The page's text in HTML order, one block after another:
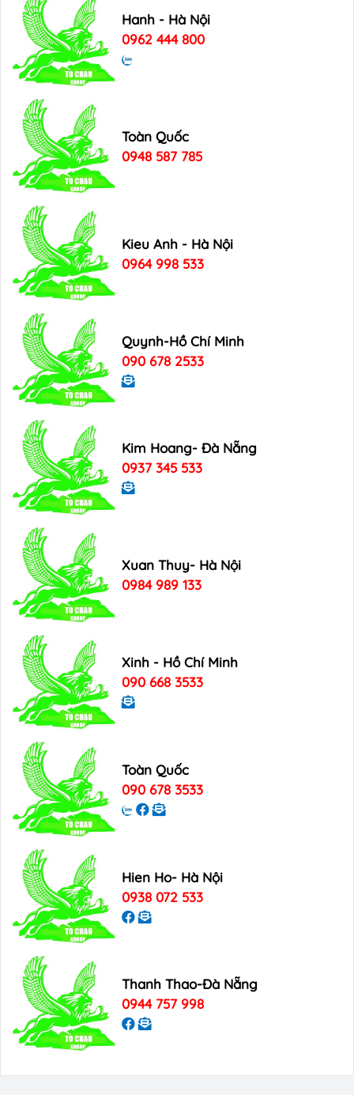
Hanh - Hà Nội
0962 444 800
Toàn Quốc
0948 587 785
Kieu Anh - Hà Nội
0964 998 533
Quynh-Hồ Chí Minh
090 678 2533
Kim Hoang- Đà Nẵng
0937 345 533
Xuan Thuy- Hà Nội
0984 989 133
Xinh - Hồ Chí Minh
090 668 3533
Toàn Quốc
090 678 3533
Hien Ho- Hà Nội
0938 072 533
Thanh Thao-Đà Nẵng
0944 757 998